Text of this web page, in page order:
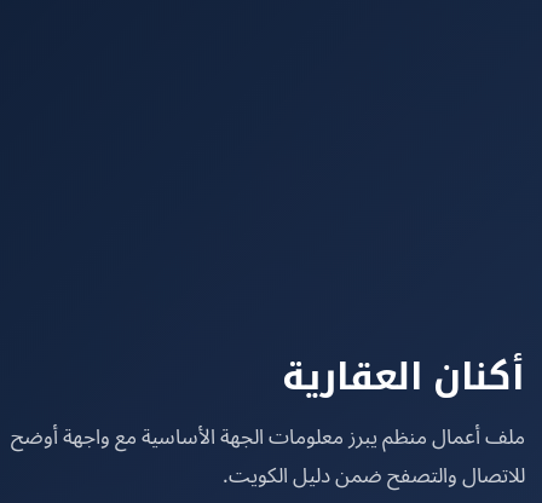
العقارية
منظم يبرز معلومات الجهة الأساسية مع واجهة أوضح
والتصفح ضمن دليل الكويت.